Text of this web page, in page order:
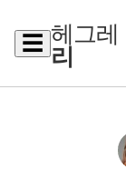
☰ 헤그레
리